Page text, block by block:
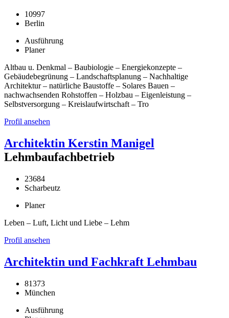
10997
Berlin
Ausführung
Planer
Altbau u. Denkmal – Baubiologie – Energiekonzepte –
Gebäudebegrünung – Landschaftsplanung – Nachhaltige
Architektur – natürliche Baustoffe – Solares Bauen –
nachwachsenden Rohstoffen – Holzbau – Eigenleistung –
Selbstversorgung – Kreislaufwirtschaft – Tro
Profil ansehen
Architektin Kerstin Manigel
Lehmbaufachbetrieb
23684
Scharbeutz
Planer
Leben – Luft, Licht und Liebe – Lehm
Profil ansehen
Architektin und Fachkraft Lehmbau
81373
München
Ausführung